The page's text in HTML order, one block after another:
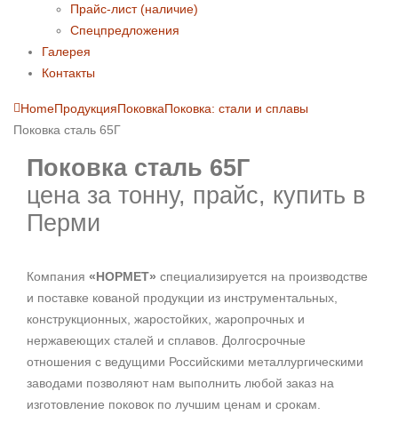
Прайс-лист (наличие)
Спецпредложения
Галерея
Контакты
HomeПродукцияПоковкаПоковка: cтали и сплавы
Поковка сталь 65Г
Поковка сталь 65Г
цена за тонну, прайс, купить в
Перми
Компания «НОРМЕТ» специализируется на производстве
и поставке кованой продукции из инструментальных,
конструкционных, жаростойких, жаропрочных и
нержавеющих сталей и сплавов. Долгосрочные
отношения с ведущими Российскими металлургическими
заводами позволяют нам выполнить любой заказ на
изготовление поковок по лучшим ценам и срокам.